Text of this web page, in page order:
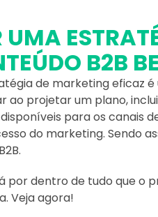
B2B
de marketing eficaz
projetar um plano,
para os canais
do marketing. Sendo
por dentro de tudo que
Veja agora!